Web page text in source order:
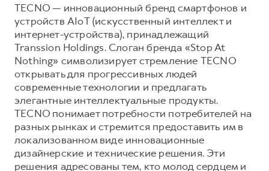
TECNO — инновационный бренд смартфонов и
устройств AIoT (искусственный интеллект и
интернет-устройства), принадлежащий
Transsion Holdings. Слоган бренда «Stop At
Nothing» символизирует стремление TECNO
открывать для прогрессивных людей
современные технологии и предлагать
элегантные интеллектуальные продукты.
TECNO понимает потребности потребителей на
разных рынках и стремится предоставить им в
локализованном виде инновационные
дизайнерские и технические решения. Эти
решения адресованы тем, кто молод сердцем и